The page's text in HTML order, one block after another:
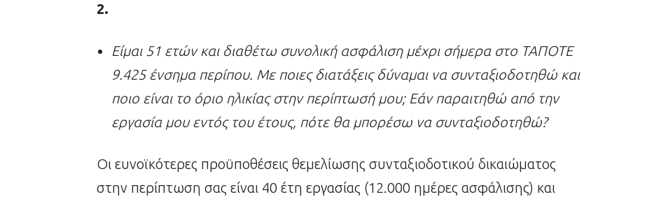
2.
Είμαι 51 ετών και διαθέτω συνολική ασφάλιση μέχρι σήμερα στο ΤΑΠΟΤΕ
9.425 ένσημα περίπου. Με ποιες διατάξεις δύναμαι να συνταξιοδοτηθώ και
ποιο είναι το όριο ηλικίας στην περίπτωσή μου; Εάν παραιτηθώ από την
εργασία μου εντός του έτους, πότε θα μπορέσω να συνταξιοδοτηθώ?
Οι ευνοϊκότερες προϋποθέσεις θεμελίωσης συνταξιοδοτικού δικαιώματος
στην περίπτωση σας είναι 40 έτη εργασίας (12.000 ημέρες ασφάλισης) και